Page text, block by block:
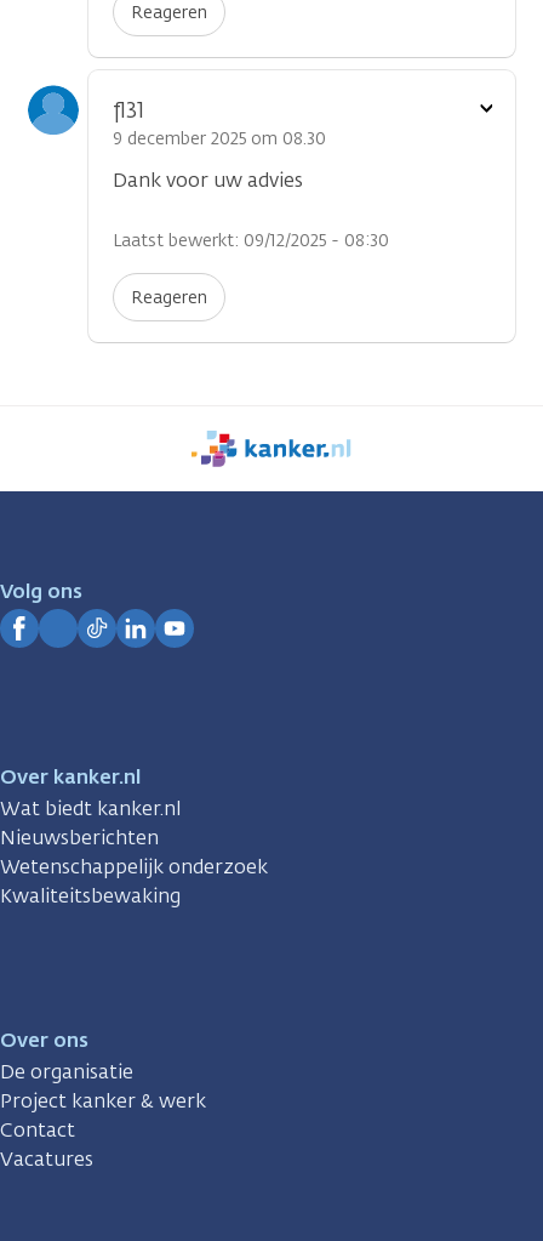
Reageren
fl31
9 december 2025 om 08.30
Dank voor uw advies
Laatst bewerkt: 09/12/2025 - 08:30
Reageren
Toon
We
zijn
Volg ons
Over kanker.nl
Wat biedt kanker.nl
Nieuwsberichten
Wetenschappelijk onderzoek
Kwaliteitsbewaking
Over ons
De organisatie
Project kanker & werk
Contact
Vacatures